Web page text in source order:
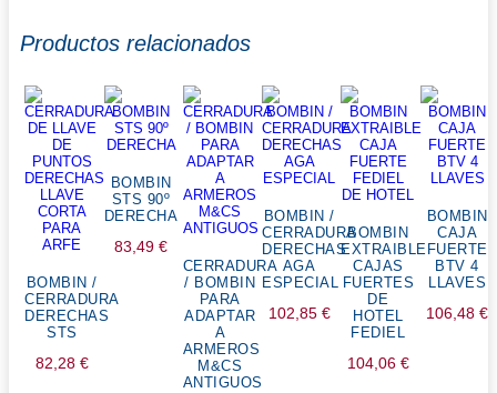
Productos relacionados
BOMBIN /
CERRADURA
DERECHAS
STS
82,28 €
BOMBIN
STS 90º
DERECHA
83,49€
CERRADURA
/ BOMBIN
PARA
ADAPTAR
A
ARMEROS
M&CS
ANTIGUOS
BOMBIN /
CERRADURA
DERECHAS
AGA
ESPECIAL
102,85 €
BOMBIN
EXTRAIBLE
CAJAS
FUERTES
DE
HOTEL
FEDIEL
104,06 €
BOMBIN
CAJA
FUERTE
BTV 4
LLAVES
106,48€